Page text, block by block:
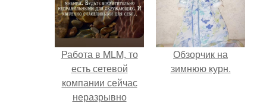
Работа в MLM, то
есть сетевой
компании сейчас
неразрывно
Обзорчик на
зимнюю курн.